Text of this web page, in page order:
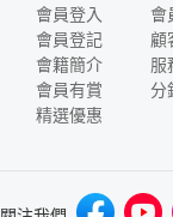
會員登入
會員登記
會籍簡介
會員有賞
精選優惠
會
顧
服
分